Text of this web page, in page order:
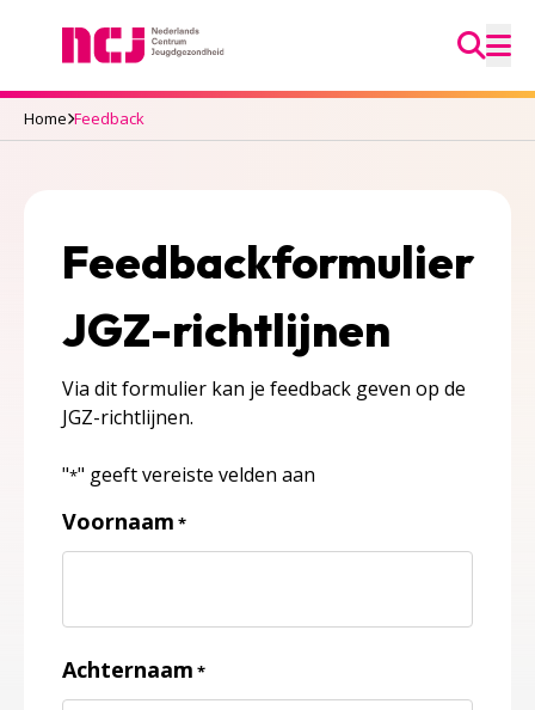
Ga
Home Feedback
Feedbackformulier
JGZ-richtlijnen
Via dit formulier kan je feedback geven op de
JGZ-richtlijnen.
"*" geeft vereiste velden aan
Voornaam *
Achternaam *